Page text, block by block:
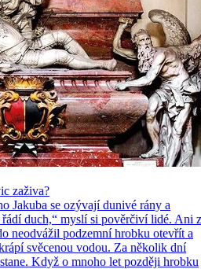
zaživa?
Jakuba se ozývají dunivé rány a
duch,“ myslí si pověrčiví lidé. Ani
neodvážil podzemní hrobku otevřít a
svěcenou vodou. Za několik dní
Když o mnoho let později hrobku